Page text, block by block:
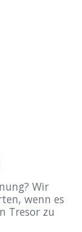
Wir
wenn es
Tresor zu